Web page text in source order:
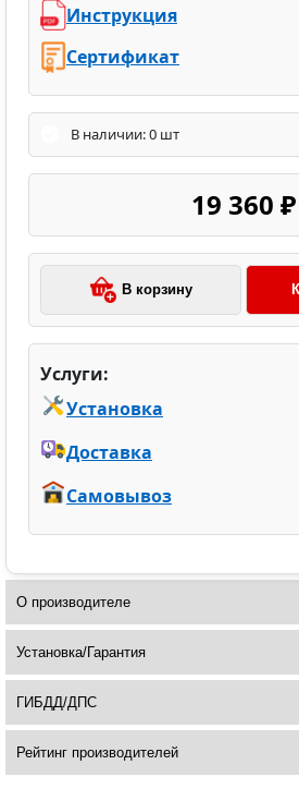
Инструкция
Сертификат
В наличии: 0 шт
19 360 ₽
В корзину
Услуги:
Установка
Доставка
Самовывоз
О производителе
Установка/Гарантия
ГИБДД/ДПС
Рейтинг производителей